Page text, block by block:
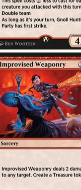
Arsenal improvisé